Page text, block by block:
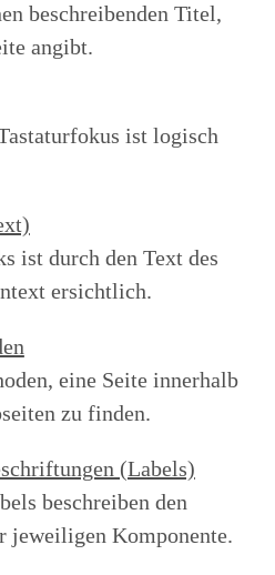
beschreibenden Titel,
angibt.
ist logisch
ist durch den Text des
ersichtlich.
eine Seite innerhalb
zu finden.
(Labels)
beschreiben den
jeweiligen Komponente.